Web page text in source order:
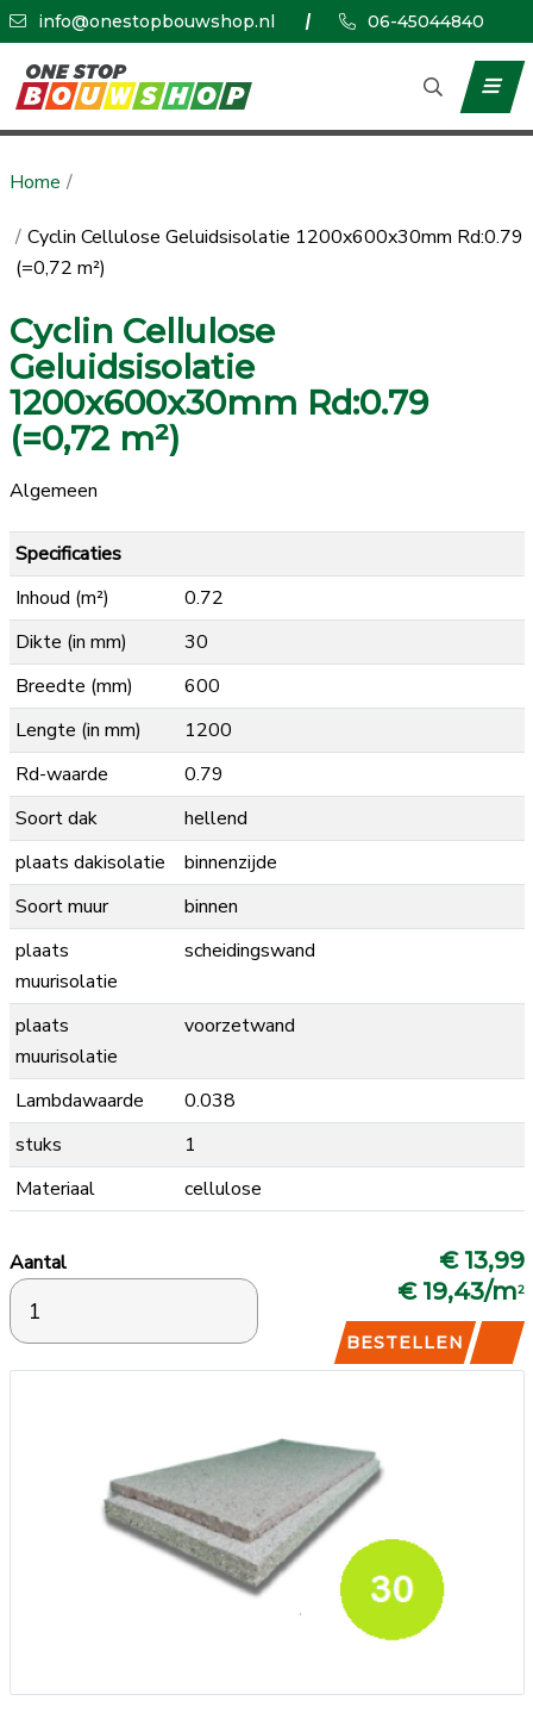
info@onestopbouwshop.nl 06-45044840
Home
Cyclin Cellulose Geluidsisolatie 1200x600x30mm Rd:0.79
(=0,72 m²)
Cyclin Cellulose
Geluidsisolatie
1200x600x30mm Rd:0.79
(=0,72 m²)
Algemeen
Specificaties
Inhoud (m²)
0.72
Dikte (in mm)
30
Breedte (mm)
600
Lengte (in mm)
1200
Rd-waarde
0.79
Soort dak
hellend
plaats dakisolatie
binnenzijde
Soort muur
binnen
plaats
muurisolatie
scheidingswand
plaats
muurisolatie
voorzetwand
Lambdawaarde
0.038
stuks
1
Materiaal
cellulose
Aantal
€ 13,99
€ 19,43/m2
BESTELLEN